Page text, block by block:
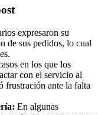
expresaron su
de sus pedidos, lo cual
en los que los
con el servicio al
frustración ante la falta
En algunas